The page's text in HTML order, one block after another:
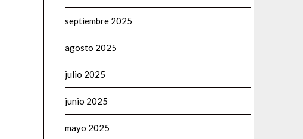
septiembre 2025
agosto 2025
julio 2025
junio 2025
mayo 2025